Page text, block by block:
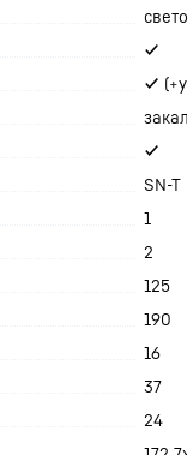
✔
✔
✔
SN-T
1
2
125
190
16
37
24